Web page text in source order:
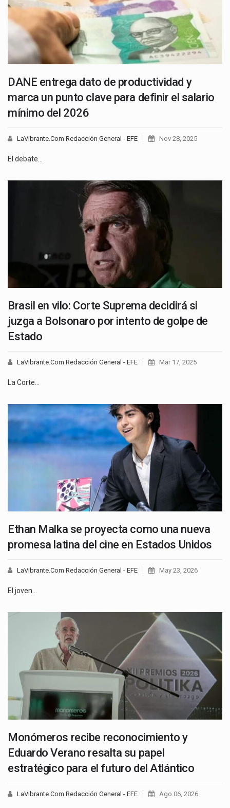
DANE entrega dato de productividad y
marca un punto clave para definir el salario
mínimo del 2026
LaVibrante.Com Redacción General - EFE Nov 28, 2025
El debate…
Brasil en vilo: Corte Suprema decidirá si
juzga a Bolsonaro por intento de golpe de
Estado
LaVibrante.Com Redacción General - EFE Mar 17, 2025
La Corte…
Ethan Malka se proyecta como una nueva
promesa latina del cine en Estados Unidos
LaVibrante.Com Redacción General - EFE May 23, 2026
El joven…
Monómeros recibe reconocimiento y
Eduardo Verano resalta su papel
estratégico para el futuro del Atlántico
LaVibrante.Com Redacción General - EFE Ago 06, 2026